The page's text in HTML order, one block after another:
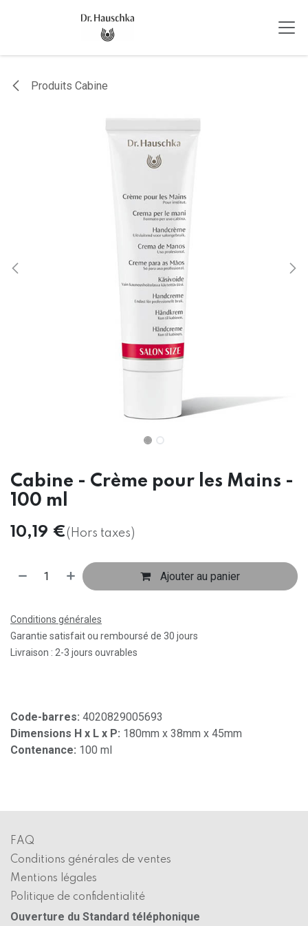
Produits Cabine
Cabine - Crème pour les Mains -
100 ml
10,19 €(Hors taxes)
Ajouter au panier
Conditions générales
Garantie satisfait ou remboursé de 30 jours
Livraison : 2-3 jours ouvrables
Code-barres: 4020829005693
Dimensions H x L x P: 180mm x 38mm x 45mm
Contenance: 100 ml
FAQ
Conditions générales de ventes
Mentions légales
Politique de confidentialité
Ouverture du Standard téléphonique